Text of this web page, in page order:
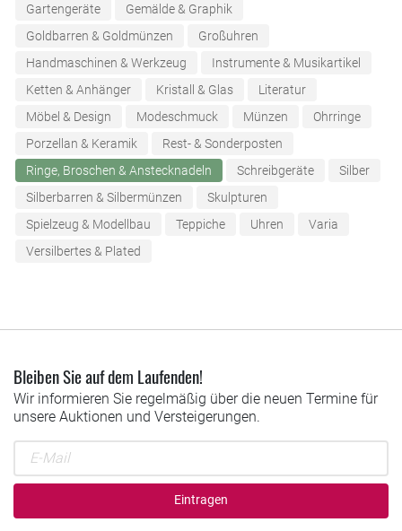
Gartengeräte
Gemälde & Graphik
Goldbarren & Goldmünzen
Großuhren
Handmaschinen & Werkzeug
Instrumente & Musikartikel
Ketten & Anhänger
Kristall & Glas
Literatur
Möbel & Design
Modeschmuck Münzen
Ohrringe
Porzellan & Keramik
Rest- & Sonderposten
Ringe, Broschen & Anstecknadeln
Schreibgeräte
Silber
Silberbarren & Silbermünzen
Skulpturen
Spielzeug & Modellbau
Teppiche Uhren
Varia
Versilbertes & Plated
Bleiben Sie auf dem Laufenden!
Wir informieren Sie regelmäßig über die neuen Termine für
unsere Auktionen und Versteigerungen.
Eintragen